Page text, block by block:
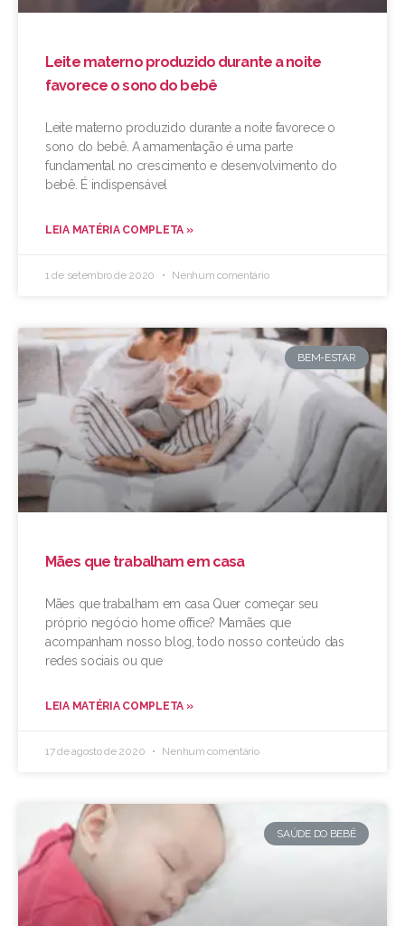
Leite materno produzido durante a noite
favorece o sono do bebê
Leite materno produzido durante a noite favorece o
sono do bebê. A amamentação é uma parte
fundamental no crescimento e desenvolvimento do
bebê. É indispensável
LEIA MATÉRIA COMPLETA »
1 de setembro de 2020 Nenhum comentário
BEM-ESTAR
Mães que trabalham em casa
Mães que trabalham em casa Quer começar seu
próprio negócio home office? Mamães que
acompanham nosso blog, todo nosso conteúdo das
redes sociais ou que
LEIA MATÉRIA COMPLETA »
17 de agosto de 2020 Nenhum comentário
SAÚDE DO BEBÊ